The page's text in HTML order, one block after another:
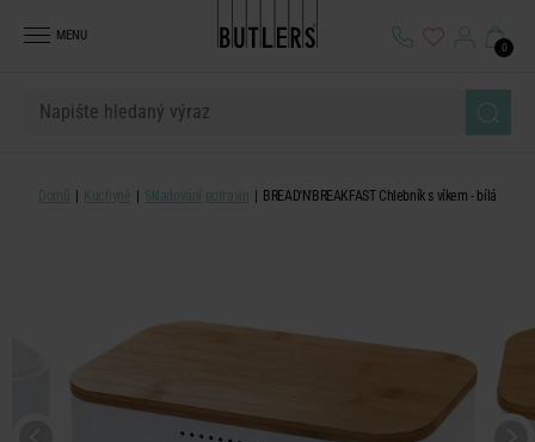
MENU
0
Domů Kuchyně Skladování potravin BREAD'N'BREAKFAST Chlebník s víkem - bílá